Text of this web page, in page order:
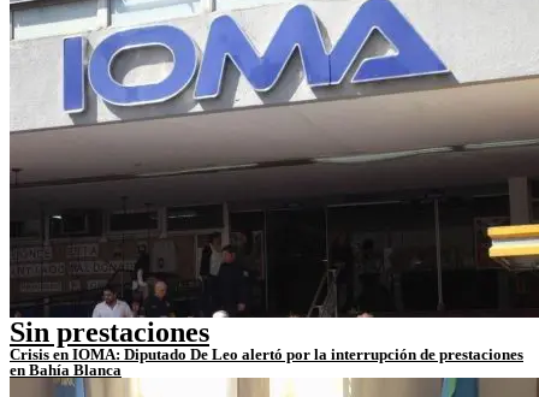
Sin prestaciones
Crisis en IOMA: Diputado De Leo alertó por la interrupción de prestaciones
en Bahía Blanca